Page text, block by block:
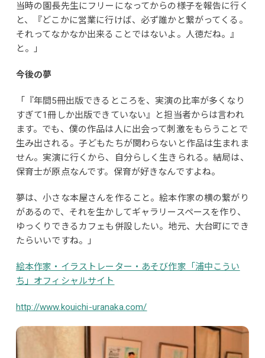
当時の園長先生にフリーになってからの様子を報告に行く
と、『どこかに営業に行けば、必ず誰かと繋がってくる。
それってなかなか出来ることではないよ。人徳だね。』
と。」
今後の夢
「『年間5冊出版できるところを、実演の比率が多くなり
すぎて1冊しか出版できていない』と担当者からは言われ
ます。でも、僕の作品は人に出会って刺激をもらうことで
生み出される。子どもたちが関わらないと作品は生まれま
せん。実演に行くから、自分らしく生きられる。結局は、
保育士が原点なんです。保育が好きなんですよね。
夢は、小さな本屋さんを作ること。絵本作家の横の繋がり
があるので、それを生かしてギャラリースペースを作り、
ゆっくりできるカフェも併設したい。地元、大台町にでき
たらいいですね。」
絵本作家・イラストレーター・あそび作家「浦中こうい
ち」オフィシャルサイト
http://www.kouichi-uranaka.com/